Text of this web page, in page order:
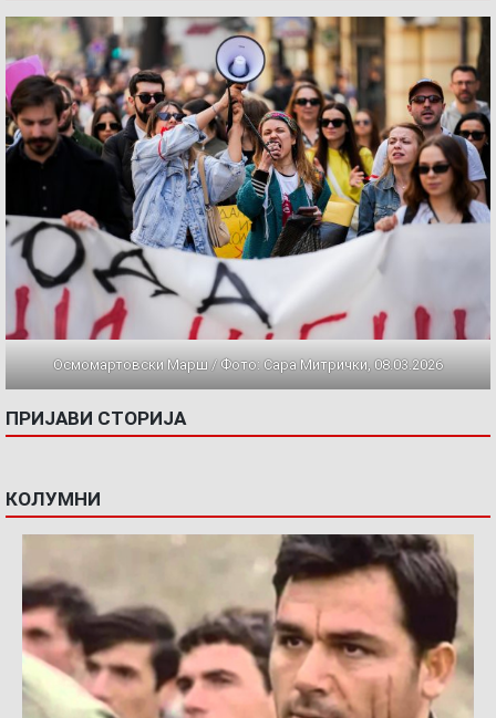
Осмомартовски Марш / Фото: Сара Митрички, 08.03.2026
ПРИЈАВИ СТОРИЈА
КОЛУМНИ